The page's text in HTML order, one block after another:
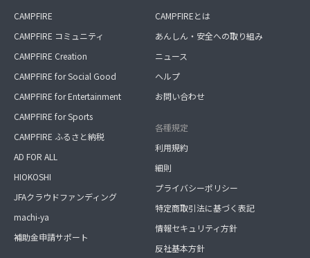
CAMPFIRE
CAMPFIRE コミュニティ
CAMPFIRE Creation
CAMPFIRE for Social Good
CAMPFIRE for Entertainment
CAMPFIRE for Sports
CAMPFIRE ふるさと納税
AD FOR ALL
HIOKOSHI
JFAクラウドファンディング
machi-ya
補助金申請サポート
CAMPFIREとは
あんしん・安全への取り組み
ニュース
ヘルプ
お問い合わせ
各種規定
利用規約
細則
プライバシーポリシー
特定商取引法に基づく表記
情報セキュリティ方針
反社基本方針